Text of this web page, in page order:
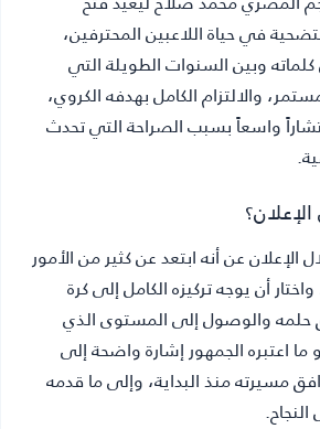
في حياة اللاعبين المحترفين،
وبين السنوات الطويلة التي
والالتزام الكامل بهدفه الكروي،
واسعاً بسبب الصراحة التي تحدث
عن أنه ابتعد عن كثير من الأمور
أن يوجه تركيزه الكامل إلى كرة
حلمه والوصول إلى المستوى الذي
اعتبره الجمهور إشارة واضحة إلى
مسيرته منذ البداية، وإلى ما قدمه